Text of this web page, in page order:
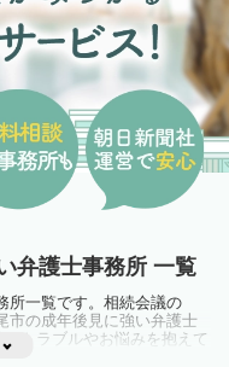
弁護士事務所 一覧
所一覧です。相続会議の
市の成年後見に強い弁護士
トラブルやお悩みを抱えて
ょう。